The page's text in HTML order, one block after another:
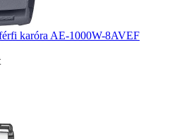
karóra AE-1000W-8AVEF